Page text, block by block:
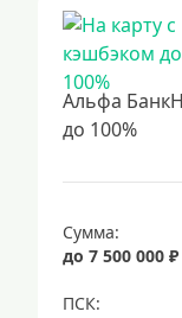
Альфа
до 100%
Сумма:
до 7 500 000 ₽